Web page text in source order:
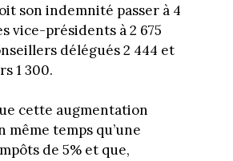
son indemnité passer à 4
vice-présidents à 2 675
délégués 2 444 et
1 300.
cette augmentation
temps qu’une
de 5% et que,